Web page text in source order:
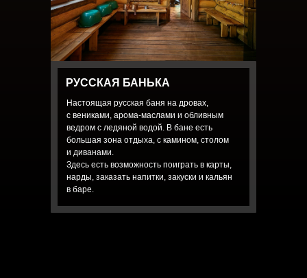
Настоящая русская баня на дровах,
с вениками, арома-маслами и обливным
ведром с ледяной водой. В бане есть
большая зона отдыха, с камином, столом
и диванами.
Здесь есть возможность поиграть в карты,
нарды, заказать напитки, закуски и кальян
в баре.
РУССКАЯ БАНЬКА